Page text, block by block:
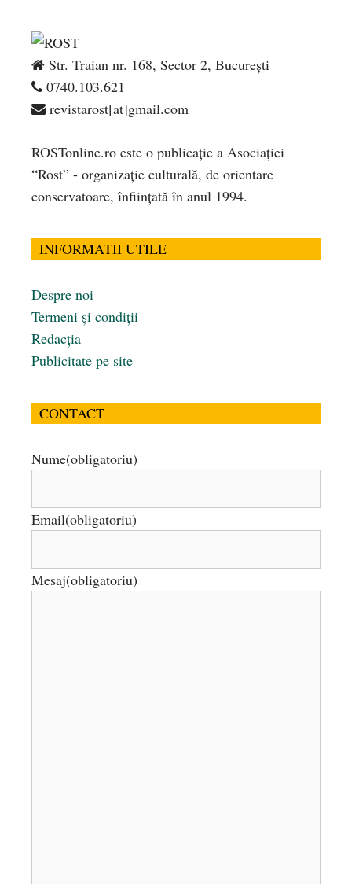
Str. Traian nr. 168, Sector 2, București
0740.103.621
revistarost[at]gmail.com
ROSTonline.ro este o publicaţie a Asociaţiei
“Rost” - organizaţie culturală, de orientare
conservatoare, înfiinţată în anul 1994.
INFORMATII UTILE
Despre noi
Termeni și condiții
Redacția
Publicitate pe site
CONTACT
Nume(obligatoriu)
Email(obligatoriu)
Mesaj(obligatoriu)